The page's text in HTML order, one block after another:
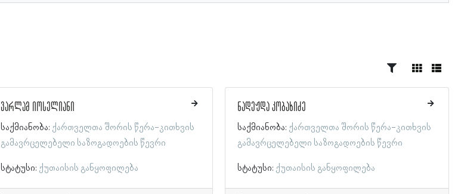
ვარლამ იოსელიანი
საქმიანობა: ქართველთა შორის წერა-კითხვის
გამავრცელებელი საზოგადოების წევრი
სტატუსი: ქუთაისის განყოფილება
ნადეჟდა კობახიძე
საქმიანობა: ქართველთა შორის წერა-კითხვის
გამავრცელებელი საზოგადოების წევრი
სტატუსი: ქუთაისის განყოფილება